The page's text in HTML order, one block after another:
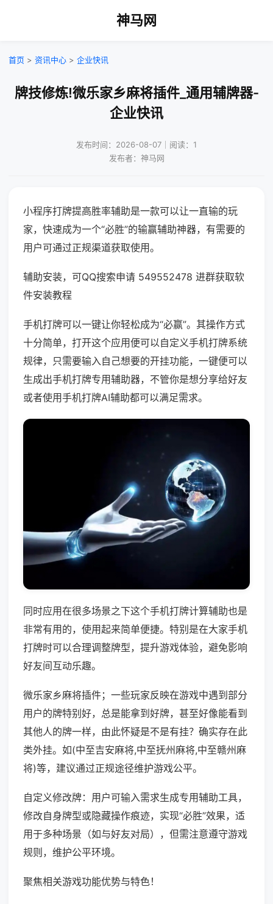
神马网
首页 > 资讯中心 > 企业快讯
牌技修炼!微乐家乡麻将插件_通用辅牌器-
企业快讯
发布时间：2026-08-07｜阅读：1
发布者：神马网
小程序打牌提高胜率辅助是一款可以让一直输的玩
家，快速成为一个“必胜”的输赢辅助神器，有需要的
用户可通过正规渠道获取使用。
辅助安装，可QQ搜索申请 549552478 进群获取软
件安装教程
手机打牌可以一键让你轻松成为“必赢”。其操作方式
十分简单，打开这个应用便可以自定义手机打牌系统
规律，只需要输入自己想要的开挂功能，一键便可以
生成出手机打牌专用辅助器，不管你是想分享给好友
或者使用手机打牌AI辅助都可以满足需求。
同时应用在很多场景之下这个手机打牌计算辅助也是
非常有用的，使用起来简单便捷。特别是在大家手机
打牌时可以合理调整牌型，提升游戏体验，避免影响
好友间互动乐趣。
微乐家乡麻将插件；一些玩家反映在游戏中遇到部分
用户的牌特别好，总是能拿到好牌，甚至好像能看到
其他人的牌一样，由此怀疑是不是有挂？确实存在此
类外挂。如(中至吉安麻将,中至抚州麻将,中至赣州麻
将)等，建议通过正规途径维护游戏公平。
自定义修改牌：用户可输入需求生成专用辅助工具，
修改自身牌型或隐藏操作痕迹，实现“必胜”效果，适
用于多种场景（如与好友对局），但需注意遵守游戏
规则，维护公平环境。
聚焦相关游戏功能优势与特色！